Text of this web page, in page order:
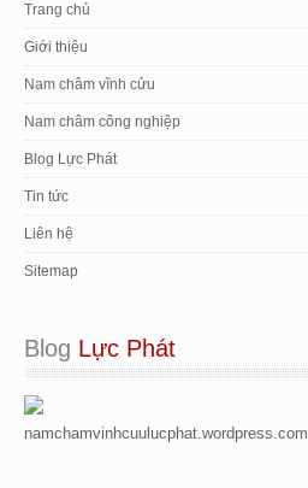
Trang chủ
Giới thiệu
Nam châm vĩnh cửu
Nam châm công nghiệp
Blog Lực Phát
Tin tức
Liên hệ
Sitemap
Blog Lực Phát
namchamvinhcuulucphat.wordpress.com